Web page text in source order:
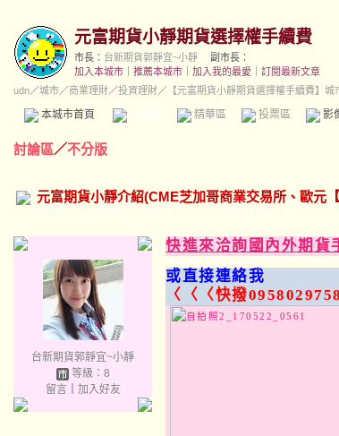
元富期貨小靜期貨選擇權手續費
市長： 台新期貨郭靜宜~小靜
副市長：
加入本城市
推薦本城市 加入我的最愛
訂閱最新文章
udn／城市／商業理財／投資理財／ 【元富期貨小靜期貨選擇權手續費】城
本城市首頁 精華區 投票區 影
討論區／不分版
元富期貨小靜介紹(CME芝加哥商業交易所、歐元
台新期貨郭靜宜~小靜
等級：8
留言｜ 加入好友
快進來洽詢國內外期貨
或直接連絡我
〈〈〈快撥